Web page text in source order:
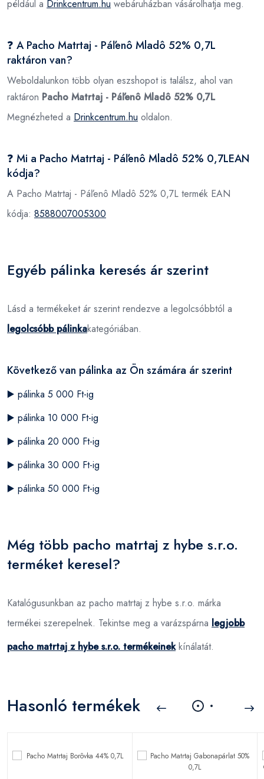
például a Drinkcentrum.hu webáruházban vásárolhatja meg.
❓ A Pacho Matrtaj - Páľenô Mladô 52% 0,7L
raktáron van?
Weboldalunkon több olyan eszshopot is találsz, ahol van
raktáron Pacho Matrtaj - Páľenô Mladô 52% 0,7L
Megnézheted a Drinkcentrum.hu oldalon.
❓ Mi a Pacho Matrtaj - Páľenô Mladô 52% 0,7LEAN
kódja?
A Pacho Matrtaj - Páľenô Mladô 52% 0,7L termék EAN
kódja: 8588007005300
Egyéb pálinka keresés ár szerint
Lásd a termékeket ár szerint rendezve a legolcsóbbtól a
legolcsóbb pálinkakategóriában.
Következő van pálinka az Ön számára ár szerint
▶️ pálinka 5 000 Ft-ig
▶️ pálinka 10 000 Ft-ig
▶️ pálinka 20 000 Ft-ig
▶️ pálinka 30 000 Ft-ig
▶️ pálinka 50 000 Ft-ig
Még több pacho matrtaj z hybe s.r.o.
terméket keresel?
Katalógusunkban az pacho matrtaj z hybe s.r.o. márka
termékei szerepelnek. Tekintse meg a varázspárna legjobb
pacho matrtaj z hybe s.r.o. termékeinekkínálatát.
Hasonló termékek